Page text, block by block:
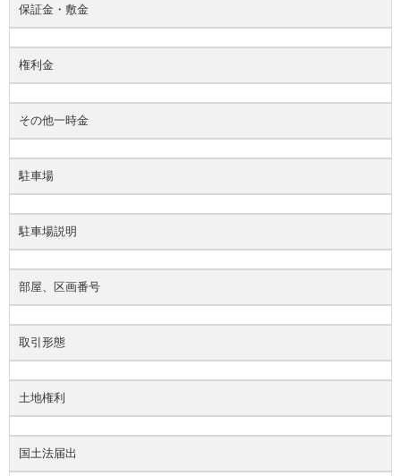
保証金・敷金
権利金
その他一時金
駐車場
駐車場説明
部屋、区画番号
取引形態
土地権利
国土法届出